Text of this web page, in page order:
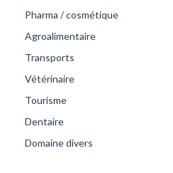
Pharma / cosmétique
Agroalimentaire
Transports
Vétérinaire
Tourisme
Dentaire
Domaine divers